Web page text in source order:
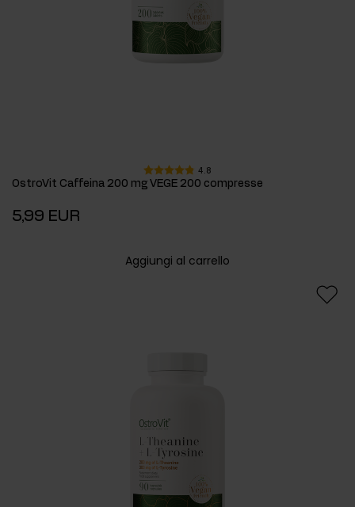
4.8
OstroVit Caffeina 200 mg VEGE 200 compresse
5,99 EUR
Aggiungi al carrello